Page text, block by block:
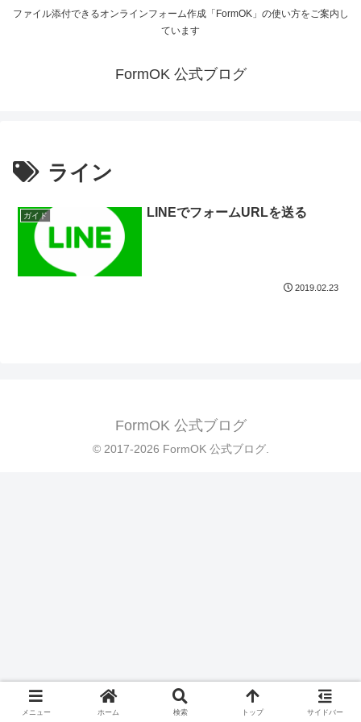
ファイル添付できるオンラインフォーム作成「FormOK」の使い方をご案内し
ています
FormOK 公式ブログ
ライン
ガイド LINEでフォームURLを送る
2019.02.23
FormOK 公式ブログ
© 2017-2026 FormOK 公式ブログ.
メニュー ホーム 検索 トップ サイドバー